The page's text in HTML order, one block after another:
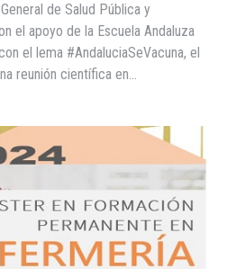
de Salud Pública y
el apoyo de la Escuela Andaluza
el lema #AndaluciaSeVacuna, el
reunión científica en…